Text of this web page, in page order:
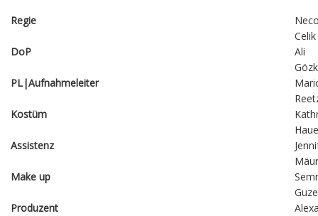
Regie
Celik
DoP
Ali
PL|Aufnahmeleiter
Kostüm
Assistenz
Make up
Produzent